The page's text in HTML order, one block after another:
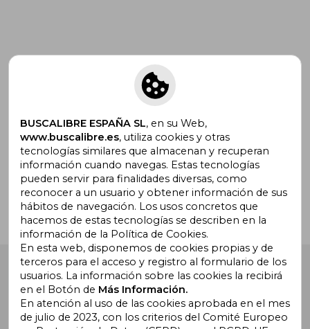
Suscríbete para recibir ofertas y
promociones
¿Necesitas ayuda?
Buscalibre España . Calle Energía, 65, Nave 3 (08940),
Cornellà de Llobregat, Barcelona. Derechos Reservados.
BUSCALIBRE ESPAÑA SL, en su Web,
www.buscalibre.es, utiliza cookies y otras
tecnologías similares que almacenan y recuperan
información cuando navegas. Estas tecnologías
pueden servir para finalidades diversas, como
reconocer a un usuario y obtener información de sus
hábitos de navegación. Los usos concretos que
hacemos de estas tecnologías se describen en la
información de la Política de Cookies.
En esta web, disponemos de cookies propias y de
terceros para el acceso y registro al formulario de los
usuarios. La información sobre las cookies la recibirá
en el Botón de Más Información.
En atención al uso de las cookies aprobada en el mes
de julio de 2023, con los criterios del Comité Europeo